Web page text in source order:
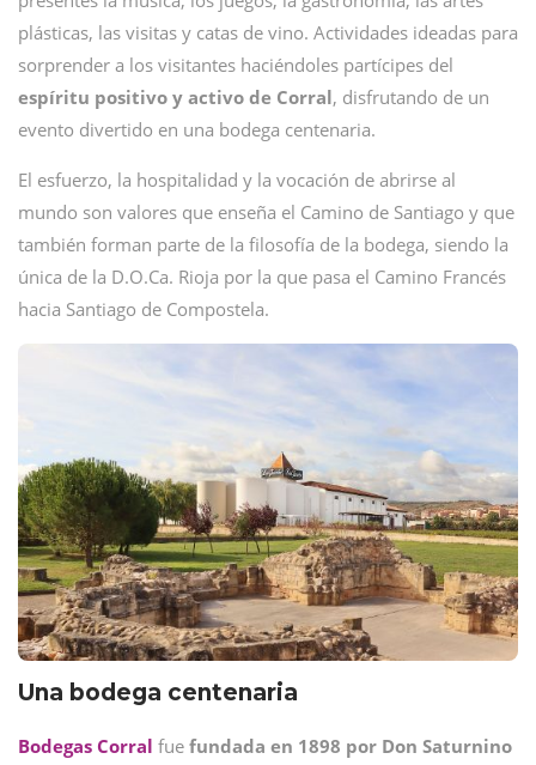
plásticas, las visitas y catas de vino. Actividades ideadas para
sorprender a los visitantes haciéndoles partícipes del
espíritu positivo y activo de Corral, disfrutando de un
evento divertido en una bodega centenaria.
El esfuerzo, la hospitalidad y la vocación de abrirse al
mundo son valores que enseña el Camino de Santiago y que
también forman parte de la filosofía de la bodega, siendo la
única de la D.O.Ca. Rioja por la que pasa el Camino Francés
hacia Santiago de Compostela.
Una bodega centenaria
Bodegas Corral fue fundada en 1898 por Don Saturnino